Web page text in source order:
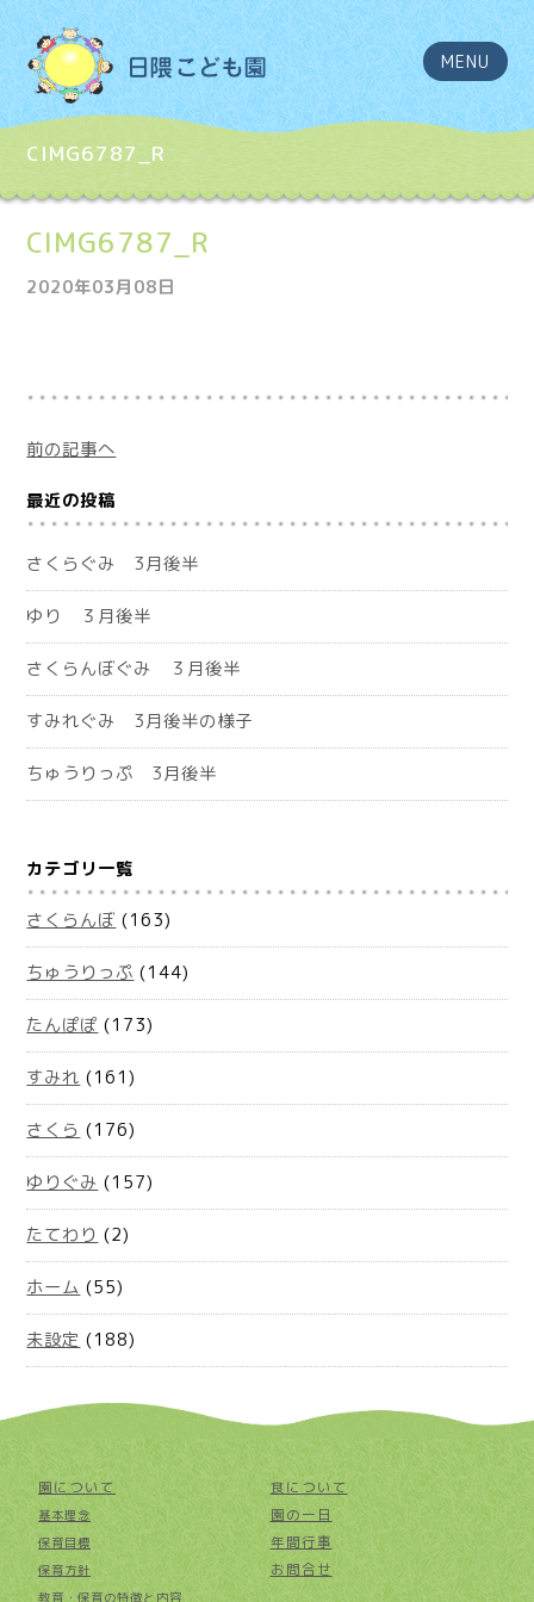
MENU
CIMG6787_R
CIMG6787_R
2020年03月08日
前の記事へ
最近の投稿
さくらぐみ 3月後半
ゆり ３月後半
さくらんぼぐみ ３月後半
すみれぐみ 3月後半の様子
ちゅうりっぷ 3月後半
カテゴリ一覧
さくらんぼ (163)
ちゅうりっぷ (144)
たんぽぽ (173)
すみれ (161)
さくら (176)
ゆりぐみ (157)
たてわり (2)
ホーム (55)
未設定 (188)
園について
基本理念
保育目標
保育方針
教育・保育の特徴と内容
食について
園の一日
年間行事
お問合せ